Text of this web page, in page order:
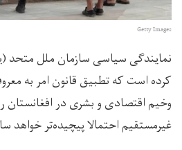
Getty Images
نمایندگی سیاسی سازمان ملل متحد
کرده است که تطبیق قانون امر به
وخیم اقتصادی و بشری در افغانستان
غیرمستقیم احتمالا پیچیده‌تر خواهد